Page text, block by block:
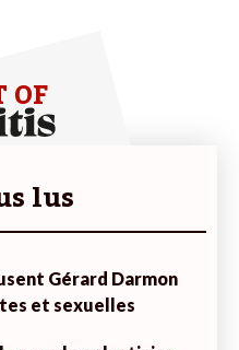
OF
lus
Gérard Darmon
et sexuelles